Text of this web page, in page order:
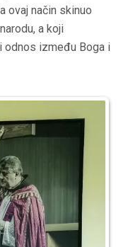
ovaj način skinuo
a koji
odnos između Boga i